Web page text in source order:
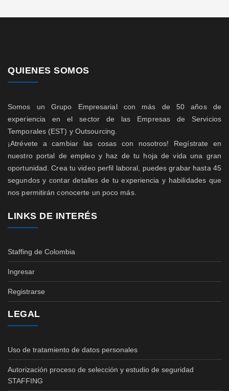
QUIENES SOMOS
Somos un Grupo Empresarial con más de 50 años de
experiencia en el sector de las Empresas de Servicios
Temporales (EST) y Outsourcing.
¡Atrévete a cambiar las cosas con nosotros! Regístrate en
nuestro portal de empleo y haz de tu hoja de vida una gran
oportunidad. Crea tu video perfil laboral, puedes grabar hasta 45
segundos y contar detalles de tu experiencia y habilidades que
nos permitirán conocerte un poco más.
LINKS DE INTERÉS
Staffing de Colombia
Ingresar
Registrarse
LEGAL
Uso de tratamiento de datos personales
Autorización proceso de selección y estudio de seguridad
STAFFING